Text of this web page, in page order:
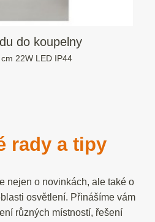
do koupelny
22W LED IP44
rady a tipy
nejen o novinkách, ale také o
osvětlení. Přinášíme vám
různých místností, řešení